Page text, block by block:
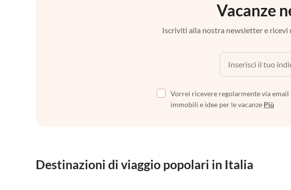
Vacanze
Iscriviti alla nostra newsletter e ricevi
Vorrei ricevere regolarmente via email
immobili e idee per le vacanze Più
Destinazioni di viaggio popolari in Italia